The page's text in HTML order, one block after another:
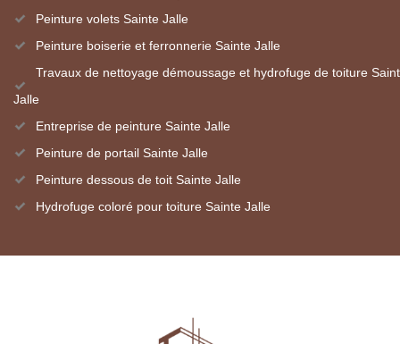
Peinture volets Sainte Jalle
Peinture boiserie et ferronnerie Sainte Jalle
Travaux de nettoyage démoussage et hydrofuge de toiture
Jalle
Entreprise de peinture Sainte Jalle
Peinture de portail Sainte Jalle
Peinture dessous de toit Sainte Jalle
Hydrofuge coloré pour toiture Sainte Jalle